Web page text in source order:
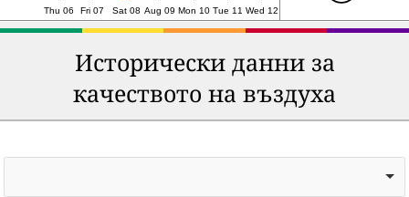
Thu 06 Fri 07 Sat 08 Aug 09 Mon 10 Tue 11 Wed 12
Исторически данни за
качеството на въздуха